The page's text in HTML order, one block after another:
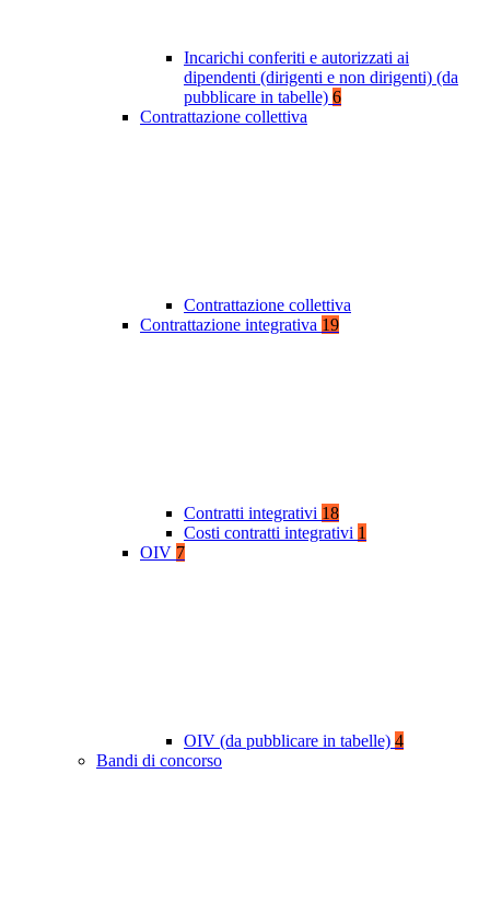
Incarichi conferiti e autorizzati ai
dipendenti (dirigenti e non dirigenti) (da
pubblicare in tabelle) 6
Contrattazione collettiva
Contrattazione collettiva
Contrattazione integrativa 19
Contratti integrativi 18
Costi contratti integrativi 1
OIV 7
OIV (da pubblicare in tabelle) 4
Bandi di concorso